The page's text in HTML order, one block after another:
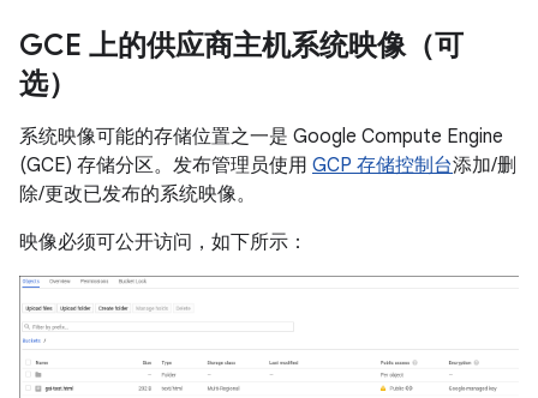
GCE 上的供应商主机系统映像（可
选）
系统映像可能的存储位置之一是 Google Compute Engine
(GCE) 存储分区。发布管理员使用 GCP 存储控制台添加/删
除/更改已发布的系统映像。
映像必须可公开访问，如下所示：